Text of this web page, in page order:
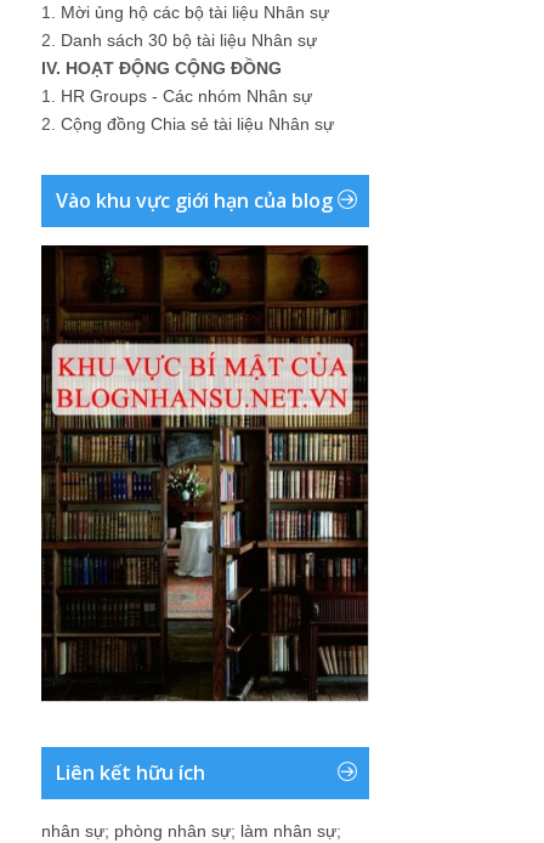
1. Mời ủng hộ các bộ tài liệu Nhân sự
2. Danh sách 30 bộ tài liệu Nhân sự
IV. HOẠT ĐỘNG CỘNG ĐỒNG
1. HR Groups - Các nhóm Nhân sự
2. Cộng đồng Chia sẻ tài liệu Nhân sự
Vào khu vực giới hạn của blog
Liên kết hữu ích
nhân sự; phòng nhân sự; làm nhân sự;